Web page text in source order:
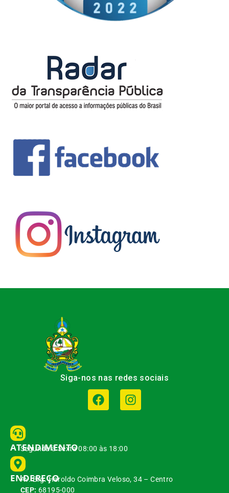
Siga-nos nas redes sociais
ATENDIMENTO
Segunda à Sexta 08:00 às 18:00
ENDEREÇO
Av. Brg. Haroldo Coimbra Veloso, 34 – Centro
CEP: 68195-000